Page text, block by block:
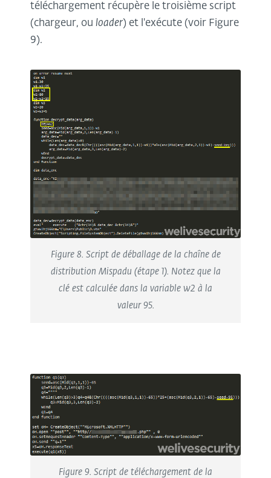
téléchargement récupère le troisième script
(chargeur, ou loader) et l'exécute (voir Figure
9).
Figure 8. Script de déballage de la chaîne de
distribution Mispadu (étape 1). Notez que la
clé est calculée dans la variable w2 à la
valeur 95.
Figure 9. Script de téléchargement de la